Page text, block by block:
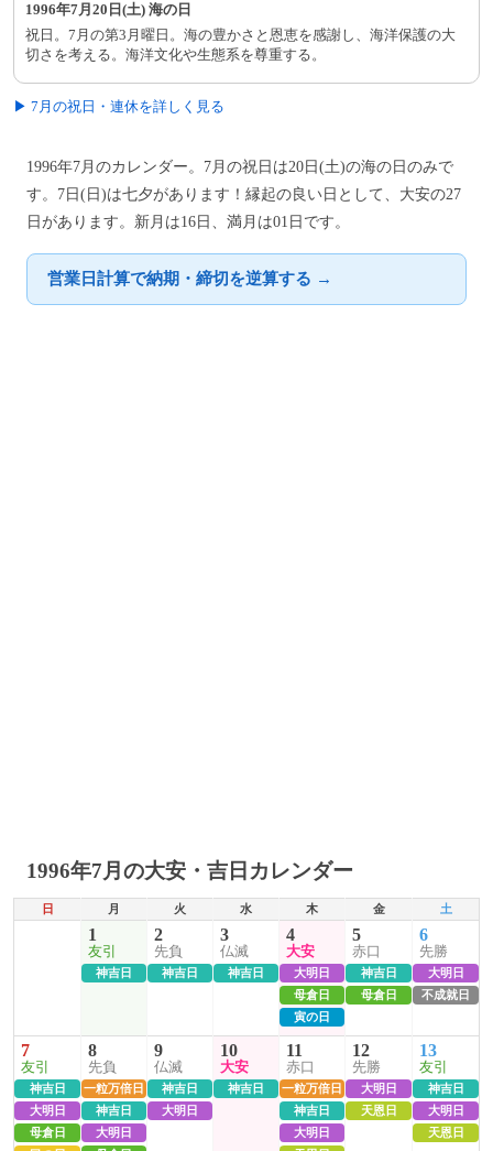
1996年7月20日(土) 海の日
祝日。7月の第3月曜日。海の豊かさと恩恵を感謝し、海洋保護の大
切さを考える。海洋文化や生態系を尊重する。
▶ 7月の祝日・連休を詳しく見る
1996年7月のカレンダー。7月の祝日は20日(土)の海の日のみで
す。7日(日)は七夕があります！縁起の良い日として、大安の27
日があります。新月は16日、満月は01日です。
営業日計算で納期・締切を逆算する →
1996年7月の大安・吉日カレンダー
日 月 火 水 木 金 土
1
友引
神吉日
2
先負
神吉日
3
仏滅
神吉日
4
大安
大明日
母倉日
寅の日
5
赤口
神吉日
母倉日
6
先勝
大明日
不成就日
7
友引
神吉日
大明日
母倉日
8
先負
一粒万倍日
神吉日
大明日
9
仏滅
神吉日
大明日
10
大安
神吉日
11
赤口
一粒万倍日
神吉日
大明日
12
先勝
大明日
天恩日
13
友引
神吉日
大明日
天恩日